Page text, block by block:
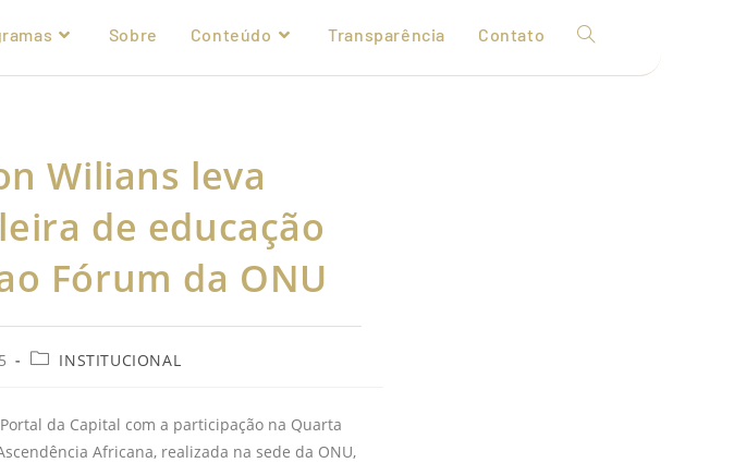
Sobre Conteúdo Transparência Contato
Wilians leva
de educação
Fórum da ONU
INSTITUCIONAL
da Capital com a participação na Quarta
Africana, realizada na sede da ONU,